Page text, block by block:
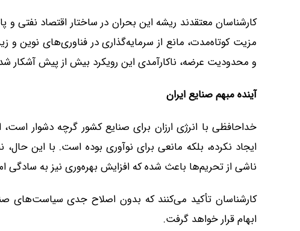
کارشناسان معتقدند ریشه این بحران در ساختار اقتصاد نفتی و
مزیت کوتاه‌مدت، مانع از سرمایه‌گذاری در فناوری‌های نوین
و محدودیت عرضه، ناکارآمدی این رویکرد بیش از پیش آشکار
آینده مبهم صنایع ایران
خداحافظی با انرژی ارزان برای صنایع کشور گرچه دشوار است،
ایجاد نکرده، بلکه مانعی برای نوآوری بوده است. با این
ناشی از تحریم‌ها باعث شده که افزایش بهره‌وری نیز به سادگی
کارشناسان تأکید می‌کنند که بدون اصلاح جدی سیاست‌های
ابهام قرار خواهد گرفت.